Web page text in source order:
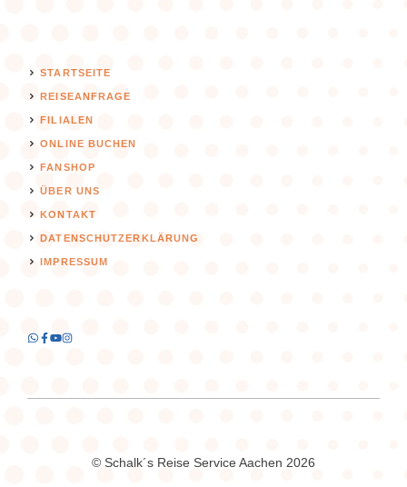
STARTSEITE
REISEANFRAGE
FILIALEN
ONLINE BUCHEN
FANSHOP
ÜBER UNS
KONTAKT
DATENSCHUTZERKLÄRUNG
IMPRESSUM
© Schalk´s Reise Service Aachen 2026